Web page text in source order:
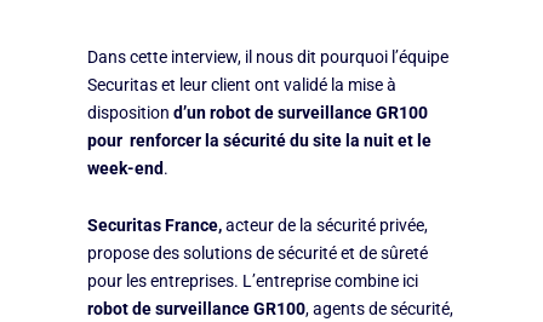
Dans cette interview, il nous dit pourquoi l’équipe
Securitas et leur client ont validé la mise à
disposition d’un robot de surveillance GR100
pour renforcer la sécurité du site la nuit et le
week-end.
SecuritasFrance,acteur de la sécurité privée,
propose des solutions de sécurité et de sûreté
pour les entreprises. L’entreprise combine ici
robot de surveillance GR100, agents de sécurité,